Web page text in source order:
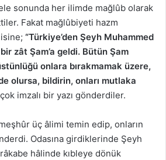
sonunda her ilimde mağlûb olarak
Fakat mağlûbiyeti hazm
“Türkiye’den Şeyh Muhammed
zât Şam’a geldi. Bütün Şam
onlara bırakmamak üzere,
olursa, bildirin, onları mutlaka
imzalı bir yazı gönderdiler.
üç âlimi temin edip, onların
Odasına girdiklerinde Şeyh
hâlinde kıbleye dönük